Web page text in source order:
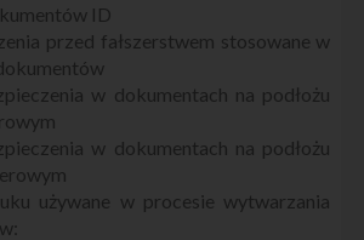
ID
przed fałszerstwem stosowane w
w dokumentach na podłożu
w dokumentach na podłożu
używane w procesie wytwarzania